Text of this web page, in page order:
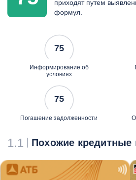
приходят путем
формул.
75
Информирование об
условиях
75
Погашение задолженности
1.1 Похожие кредитные